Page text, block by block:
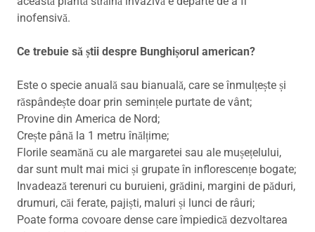
inofensivă.
Ce trebuie să știi despre Bunghișorul american?
Este o specie anuală sau bianuală, care se înmulțește și
răspândește doar prin semințele purtate de vânt;
Provine din America de Nord;
Crește până la 1 metru înălțime;
Florile seamănă cu ale margaretei sau ale mușețelului,
dar sunt mult mai mici și grupate în inflorescențe bogate;
Invadează terenuri cu buruieni, grădini, margini de păduri,
drumuri, căi ferate, pajiști, maluri și lunci de râuri;
Poate forma covoare dense care împiedică dezvoltarea